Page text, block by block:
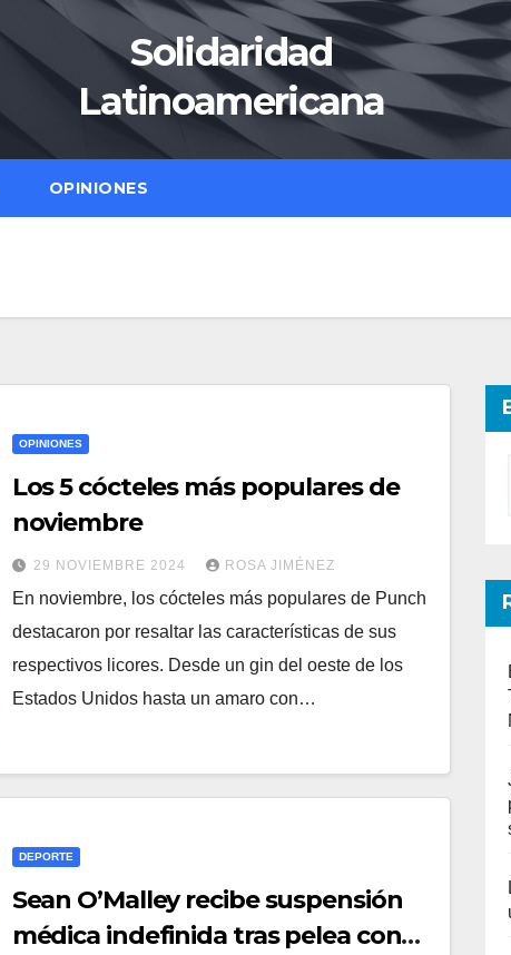
Solidaridad
Latinoamericana
OPINIONES
OPINIONES
Los 5 cócteles más populares de
noviembre
29 NOVIEMBRE 2024 ROSA JIMÉNEZ
En noviembre, los cócteles más populares de Punch
destacaron por resaltar las características de sus
respectivos licores. Desde un gin del oeste de los
Estados Unidos hasta un amaro con…
DEPORTE
Sean O’Malley recibe suspensión
médica indefinida tras pelea con